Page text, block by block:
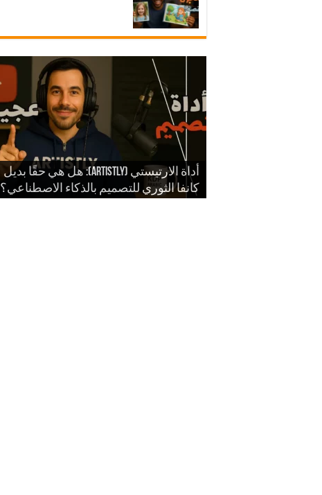
أداة الارتيستي (Artistly): هل هي حقًا بديل
كانفا الثوري للتصميم بالذكاء الاصطناعي؟
الذكاء الاصطناعي في الكي دي بي
شرح أداة ارتيستلي 4: دليلك الشامل
للذكاء الاصطناعي في تصميمات KDP
والمزيد